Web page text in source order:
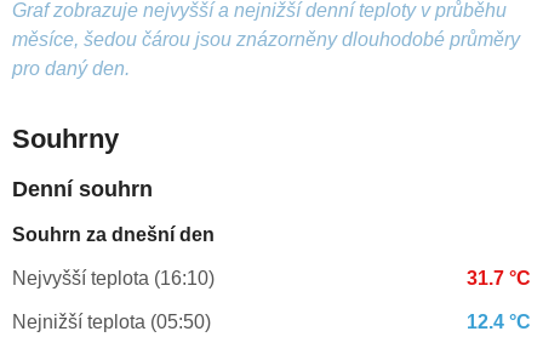
Graf zobrazuje nejvyšší a nejnižší denní teploty v průběhu
měsíce, šedou čárou jsou znázorněny dlouhodobé průměry
pro daný den.
Souhrny
Denní souhrn
Souhrn za dnešní den
Nejvyšší teplota (16:10) 31.7 °C
Nejnižší teplota (05:50) 12.4 °C